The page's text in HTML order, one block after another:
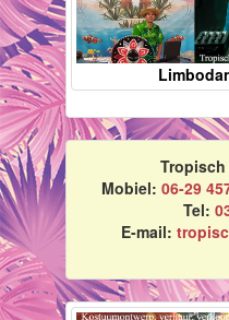
Mobiel: 06-29
Tel:
E-mail: